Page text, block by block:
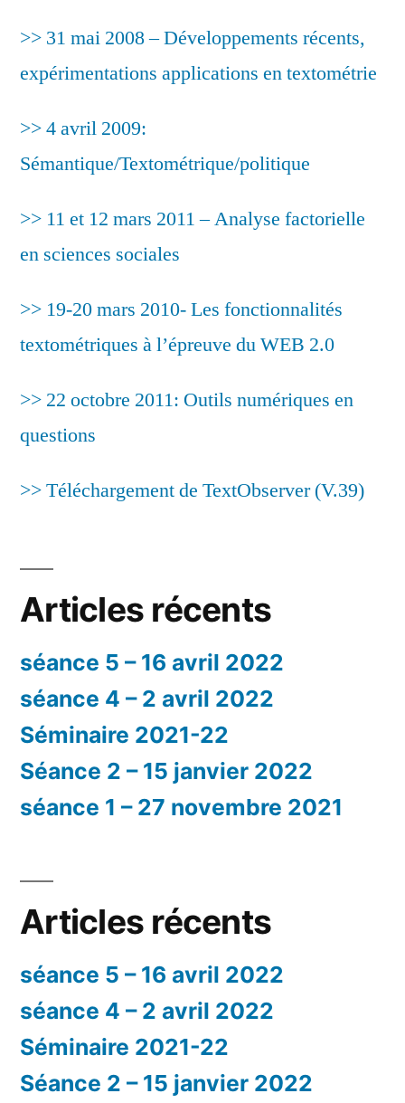
>> 31 mai 2008 – Développements récents,
expérimentations applications en textométrie
>> 4 avril 2009:
Sémantique/Textométrique/politique
>> 11 et 12 mars 2011 – Analyse factorielle
en sciences sociales
>> 19-20 mars 2010- Les fonctionnalités
textométriques à l’épreuve du WEB 2.0
>> 22 octobre 2011: Outils numériques en
questions
>> Téléchargement de TextObserver (V.39)
Articles récents
séance 5 – 16 avril 2022
séance 4 – 2 avril 2022
Séminaire 2021-22
Séance 2 – 15 janvier 2022
séance 1 – 27 novembre 2021
Articles récents
séance 5 – 16 avril 2022
séance 4 – 2 avril 2022
Séminaire 2021-22
Séance 2 – 15 janvier 2022